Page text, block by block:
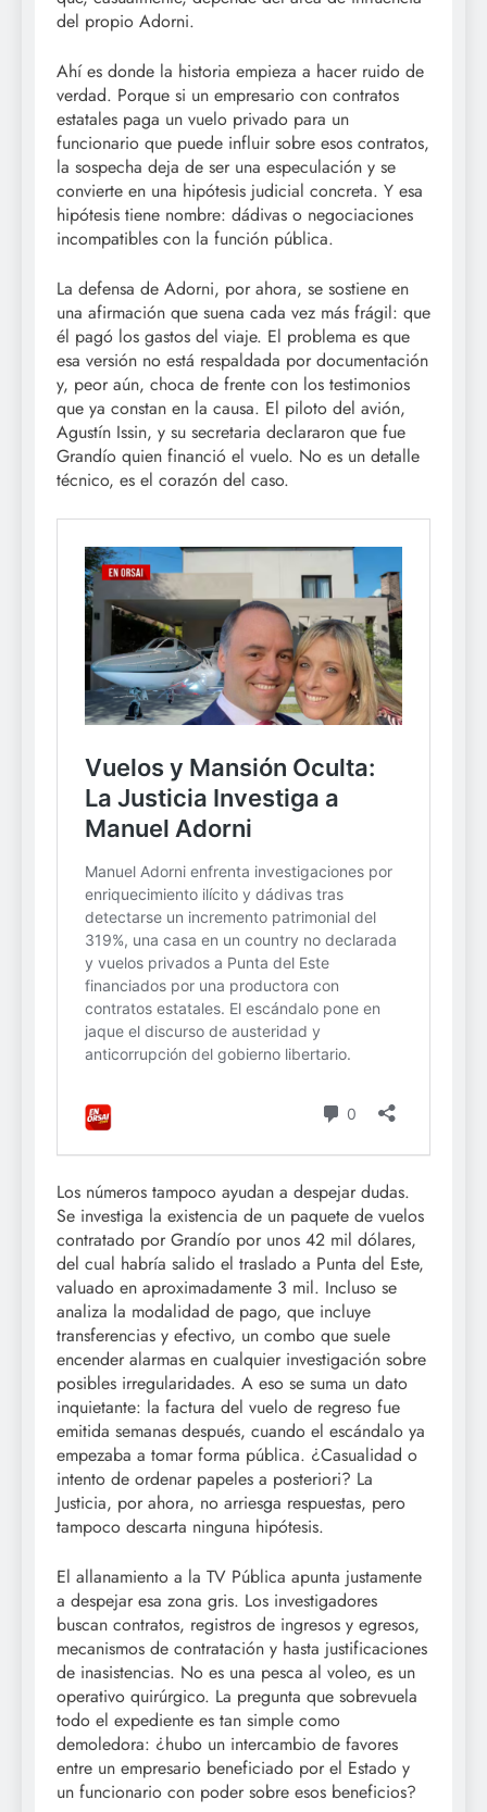
del propio Adorni.
Ahí es donde la historia empieza a hacer ruido de
verdad. Porque si un empresario con contratos
estatales paga un vuelo privado para un
funcionario que puede influir sobre esos contratos,
la sospecha deja de ser una especulación y se
convierte en una hipótesis judicial concreta. Y esa
hipótesis tiene nombre: dádivas o negociaciones
incompatibles con la función pública.
La defensa de Adorni, por ahora, se sostiene en
una afirmación que suena cada vez más frágil: que
él pagó los gastos del viaje. El problema es que
esa versión no está respaldada por documentación
y, peor aún, choca de frente con los testimonios
que ya constan en la causa. El piloto del avión,
Agustín Issin, y su secretaria declararon que fue
Grandío quien financió el vuelo. No es un detalle
técnico, es el corazón del caso.
Los números tampoco ayudan a despejar dudas.
Se investiga la existencia de un paquete de vuelos
contratado por Grandío por unos 42 mil dólares,
del cual habría salido el traslado a Punta del Este,
valuado en aproximadamente 3 mil. Incluso se
analiza la modalidad de pago, que incluye
transferencias y efectivo, un combo que suele
encender alarmas en cualquier investigación sobre
posibles irregularidades. A eso se suma un dato
inquietante: la factura del vuelo de regreso fue
emitida semanas después, cuando el escándalo ya
empezaba a tomar forma pública. ¿Casualidad o
intento de ordenar papeles a posteriori? La
Justicia, por ahora, no arriesga respuestas, pero
tampoco descarta ninguna hipótesis.
El allanamiento a la TV Pública apunta justamente
a despejar esa zona gris. Los investigadores
buscan contratos, registros de ingresos y egresos,
mecanismos de contratación y hasta justificaciones
de inasistencias. No es una pesca al voleo, es un
operativo quirúrgico. La pregunta que sobrevuela
todo el expediente es tan simple como
demoledora: ¿hubo un intercambio de favores
entre un empresario beneficiado por el Estado y
un funcionario con poder sobre esos beneficios?